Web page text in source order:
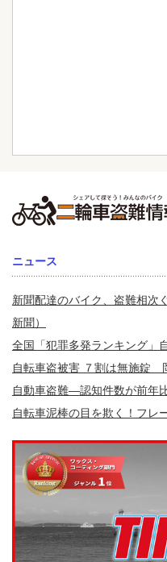
ニュース
新聞配達のバイク、盗難相
新聞）
全国「犯罪多発ランキング」
自転車盗被害 ７割は無施錠
自動車盗難—認知件数が前
自転車泥棒の目を欺く！フレ